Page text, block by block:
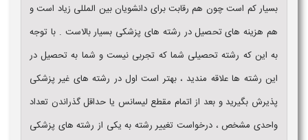
بسیار کم است چون هم رقابت برای دانشویان بین المللی زیاد است و
هم هزینه های تحصیل در رشته های پزشکی بسیار بالاست . با توجه
به این که رشته تحصیلی شما که تجربی نیست و شما به تحصیل در
این رشته ها علاقه مندید ، بهتر است اول در رشته های غیر پزشکی
پذیرش بگیرید و بعد از اتمام مقطع لیسانس یا حداقل گذراندن تعداد
واحدی مشخص ، درخواست تغییر رشته به یکی از رشته های پزشکی